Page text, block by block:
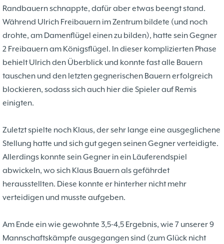
Randbauern schnappte, dafür aber etwas beengt stand.
Während Ulrich Freibauern im Zentrum bildete (und noch
drohte, am Damenflügel einen zu bilden), hatte sein Gegner
2 Freibauern am Königsflügel. In dieser komplizierten Phase
behielt Ulrich den Überblick und konnte fast alle Bauern
tauschen und den letzten gegnerischen Bauern erfolgreich
blockieren, sodass sich auch hier die Spieler auf Remis
einigten.
Zuletzt spielte noch Klaus, der sehr lange eine ausgeglichene
Stellung hatte und sich gut gegen seinen Gegner verteidigte.
Allerdings konnte sein Gegner in ein Läuferendspiel
abwickeln, wo sich Klaus Bauern als gefährdet
herausstellten. Diese konnte er hinterher nicht mehr
verteidigen und musste aufgeben.
Am Ende ein wie gewohnte 3,5-4,5 Ergebnis, wie 7 unserer 9
Mannschaftskämpfe ausgegangen sind (zum Glück nicht